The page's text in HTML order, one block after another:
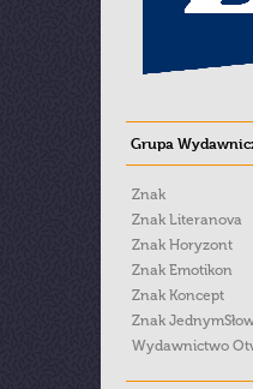
Grupa
Znak
Znak Literanova
Znak Horyzont
Znak Emotikon
Znak Koncept
Znak
Wydawnictwo